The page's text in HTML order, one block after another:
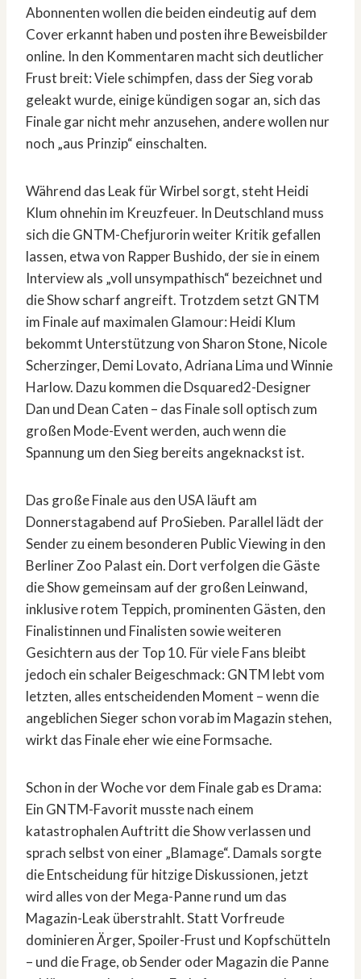
Abonnenten wollen die beiden eindeutig auf dem
Cover erkannt haben und posten ihre Beweisbilder
online. In den Kommentaren macht sich deutlicher
Frust breit: Viele schimpfen, dass der Sieg vorab
geleakt wurde, einige kündigen sogar an, sich das
Finale gar nicht mehr anzusehen, andere wollen nur
noch „aus Prinzip“ einschalten.
Während das Leak für Wirbel sorgt, steht Heidi
Klum ohnehin im Kreuzfeuer. In Deutschland muss
sich die GNTM-Chefjurorin weiter Kritik gefallen
lassen, etwa von Rapper Bushido, der sie in einem
Interview als „voll unsympathisch“ bezeichnet und
die Show scharf angreift. Trotzdem setzt GNTM
im Finale auf maximalen Glamour: Heidi Klum
bekommt Unterstützung von Sharon Stone, Nicole
Scherzinger, Demi Lovato, Adriana Lima und Winnie
Harlow. Dazu kommen die Dsquared2-Designer
Dan und Dean Caten – das Finale soll optisch zum
großen Mode-Event werden, auch wenn die
Spannung um den Sieg bereits angeknackst ist.
Das große Finale aus den USA läuft am
Donnerstagabend auf ProSieben. Parallel lädt der
Sender zu einem besonderen Public Viewing in den
Berliner Zoo Palast ein. Dort verfolgen die Gäste
die Show gemeinsam auf der großen Leinwand,
inklusive rotem Teppich, prominenten Gästen, den
Finalistinnen und Finalisten sowie weiteren
Gesichtern aus der Top 10. Für viele Fans bleibt
jedoch ein schaler Beigeschmack: GNTM lebt vom
letzten, alles entscheidenden Moment – wenn die
angeblichen Sieger schon vorab im Magazin stehen,
wirkt das Finale eher wie eine Formsache.
Schon in der Woche vor dem Finale gab es Drama:
Ein GNTM-Favorit musste nach einem
katastrophalen Auftritt die Show verlassen und
sprach selbst von einer „Blamage“. Damals sorgte
die Entscheidung für hitzige Diskussionen, jetzt
wird alles von der Mega-Panne rund um das
Magazin-Leak überstrahlt. Statt Vorfreude
dominieren Ärger, Spoiler-Frust und Kopfschütteln
– und die Frage, ob Sender oder Magazin die Panne